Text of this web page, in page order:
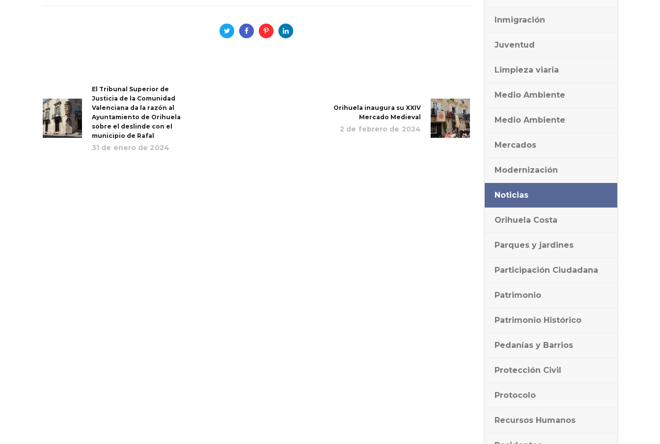
El Tribunal Superior de
Justicia de la Comunidad
Valenciana da la razón al
Ayuntamiento de Orihuela
sobre el deslinde con el
municipio de Rafal
31 de enero de 2024
Orihuela inaugura su XXIV
Mercado Medieval
2 de febrero de 2024
Inmigración
Juventud
Limpieza viaria
Medio Ambiente
Medio Ambiente
Mercados
Modernización
Noticias
Orihuela Costa
Parques y jardines
Participación Ciudadana
Patrimonio
Patrimonio Histórico
Pedanías y Barrios
Protección Civil
Protocolo
Recursos Humanos